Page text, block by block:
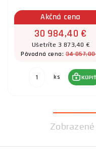
Akčná cena
30 984,40 €
Ušetríte 3 873,40 €
Pôvodná cena:34 857,80
ks KÚPIŤ
Zobrazené